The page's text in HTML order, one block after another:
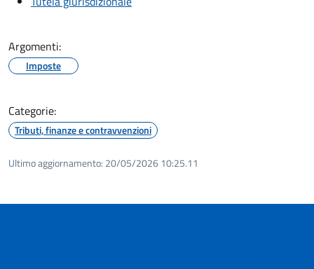
Argomenti:
Imposte
Categorie:
Tributi, finanze e contravvenzioni
Ultimo aggiornamento: 20/05/2026 10:25.11